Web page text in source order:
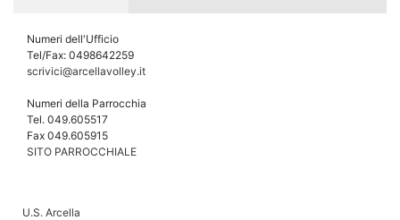
Numeri dell'Ufficio
Tel/Fax: 0498642259
scrivici@arcellavolley.it
Numeri della Parrocchia
Tel. 049.605517
Fax 049.605915
SITO PARROCCHIALE
U.S. Arcella